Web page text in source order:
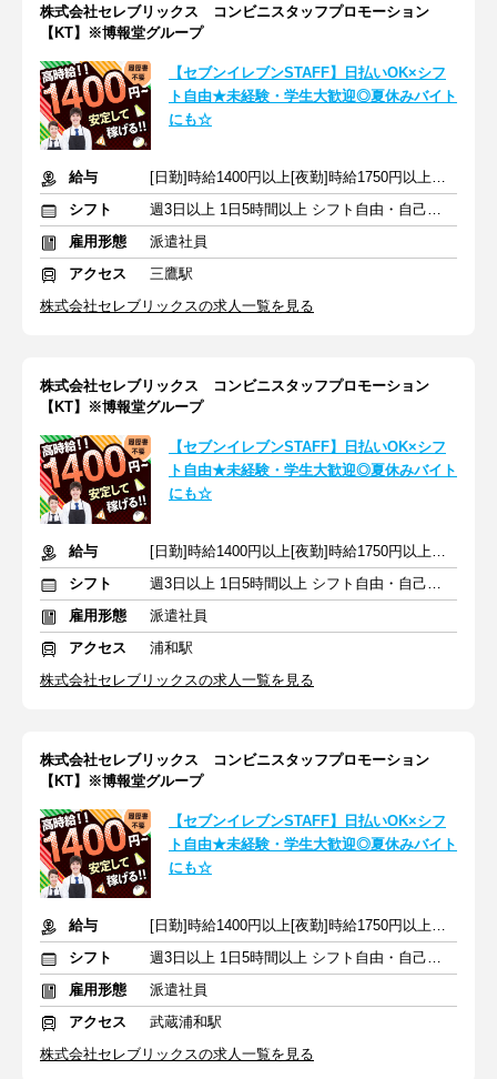
株式会社セレブリックス コンビニスタッフプロモーション
【KT】※博報堂グループ
【セブンイレブンSTAFF】日払いOK×シフ
ト自由★未経験・学生大歓迎◎夏休みバイト
にも☆
給与
[日勤]時給1400円以上[夜勤]時給1750円以上＋交通費
シフト
週3日以上 1日5時間以上 シフト自由・自己申告
雇用形態
派遣社員
アクセス
三鷹駅
株式会社セレブリックスの求人一覧を見る
株式会社セレブリックス コンビニスタッフプロモーション
【KT】※博報堂グループ
【セブンイレブンSTAFF】日払いOK×シフ
ト自由★未経験・学生大歓迎◎夏休みバイト
にも☆
給与
[日勤]時給1400円以上[夜勤]時給1750円以上＋交通費
シフト
週3日以上 1日5時間以上 シフト自由・自己申告
雇用形態
派遣社員
アクセス
浦和駅
株式会社セレブリックスの求人一覧を見る
株式会社セレブリックス コンビニスタッフプロモーション
【KT】※博報堂グループ
【セブンイレブンSTAFF】日払いOK×シフ
ト自由★未経験・学生大歓迎◎夏休みバイト
にも☆
給与
[日勤]時給1400円以上[夜勤]時給1750円以上＋交通費
シフト
週3日以上 1日5時間以上 シフト自由・自己申告
雇用形態
派遣社員
アクセス
武蔵浦和駅
株式会社セレブリックスの求人一覧を見る